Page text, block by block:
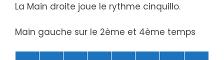
La Main droite joue le rythme cinquillo.
Main gauche sur le 2ème et 4ème temps